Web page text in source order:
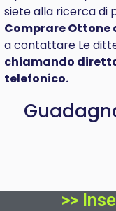
siete alla ricerca di
ComprareOttone
a contattare Le
chiamando
telefonico.
>>